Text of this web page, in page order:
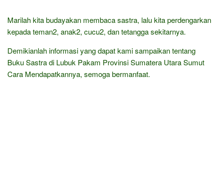
Marilah kita budayakan membaca sastra, lalu kita perdengarkan
kepada teman2, anak2, cucu2, dan tetangga sekitarnya.
Demikianlah informasi yang dapat kami sampaikan tentang
Buku Sastra di Lubuk Pakam Provinsi Sumatera Utara Sumut
Cara Mendapatkannya, semoga bermanfaat.